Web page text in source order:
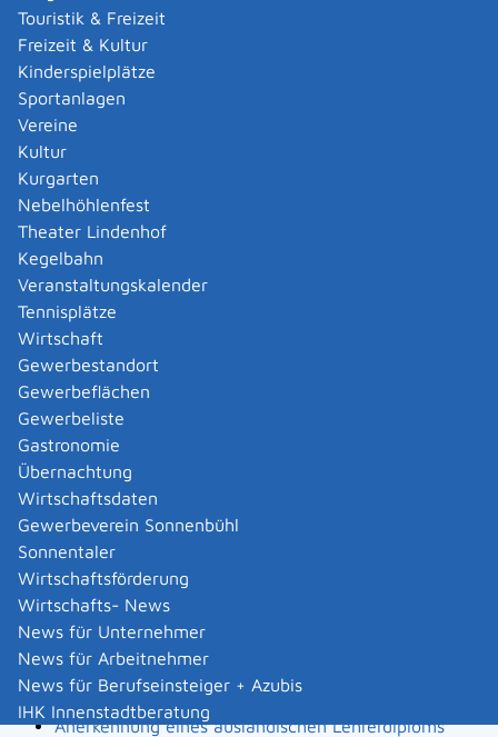
Touristik & Freizeit
Freizeit & Kultur
Kinderspielplätze
Sportanlagen
Vereine
Kultur
Kurgarten
Nebelhöhlenfest
Theater Lindenhof
Kegelbahn
Veranstaltungskalender
Tennisplätze
Wirtschaft
Gewerbestandort
Gewerbeflächen
Gewerbeliste
Gastronomie
Übernachtung
Wirtschaftsdaten
Gewerbeverein Sonnenbühl
Sonnentaler
Wirtschaftsförderung
Wirtschafts- News
News für Unternehmer
News für Arbeitnehmer
News für Berufseinsteiger + Azubis
IHK Innenstadtberatung
Berufsbezeichnung beantragen
Altersrente - Rente bei vorzeitigem Eintritt in den
Ruhestand beantragen
Altersrente für besonders langjährig Versicherte
beantragen
Altersrente für schwerbehinderte Menschen
beantragen
Amtliche Meldebestätigung ausstellen
Andere Strafanzeige stellen
Änderung bezüglich des Betriebs gentechnischer
Anlagen mitteilen
Änderung der Gemeinschaftslizenz beantragen
Änderung des Entwicklungsziels einer Ökokonto-
Maßnahme beantragen
Änderung des Wohnsitzes innerhalb derselben
Stadt oder Gemeinde melden
Änderung nach Beantragung oder bei Bezug von
Bürgergeld mitteilen
Änderung persönlicher Daten der Hochschule
mitteilen
Änderungen an die Krankenkasse melden
Anerkennung als gemeinnützige Stiftung
beantragen
Anerkennung als Pharmaberater beantragen
Anerkennung als Prüf-, Zertifizierung- oder
Überwachungsstelle (PÜZ-Stelle) nach
Landesbauordnung
Anerkennung eines ausländischen Lehrerdiploms